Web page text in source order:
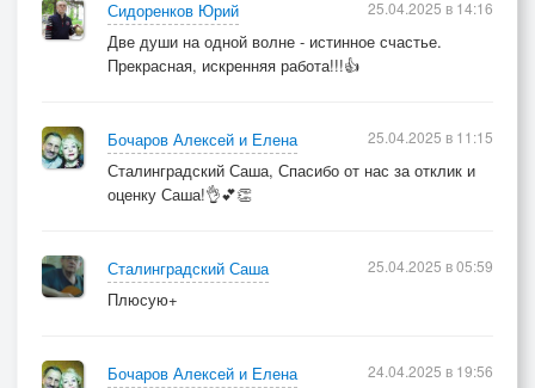
Сидоренков Юрий
Две души на одной волне - истинное счастье.
Прекрасная, искренняя работа!!!👍
25.04.2025 в 14:16
Бочаров Алексей и Елена
Сталинградский Саша, Спасибо от нас за отклик и
оценку Саша!👌💕👏
25.04.2025 в 11:15
Сталинградский Саша
Плюсую+
25.04.2025 в 05:59
Бочаров Алексей и Елена
24.04.2025 в 19:56